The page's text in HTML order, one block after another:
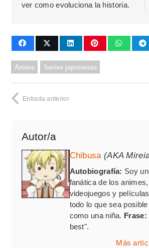
ver como evoluciona la historia.
Anime Series japonesas
Entrada anterior
Autor/a
Chibusa (AKA
Autobiografía: Soy
fanática de los
videojuegos y
todo lo que sea
como una niña. Frase:
best".
Más